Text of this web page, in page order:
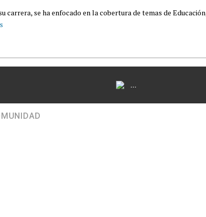
carrera, se ha enfocado en la cobertura de temas de
...